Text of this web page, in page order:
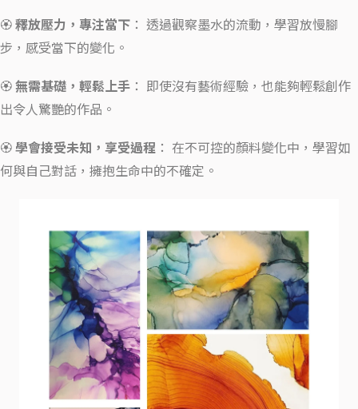
🏵️ 釋放壓力，專注當下 ： 透過觀察墨水的流動，學習放慢腳
步，感受當下的變化。
🏵️ 無需基礎，輕鬆上手 ： 即使沒有藝術經驗，也能夠輕鬆創作
出令人驚艷的作品。
🏵️ 學會接受未知，享受過程 ： 在不可控的顏料變化中，學習如
何與自己對話，擁抱生命中的不確定。